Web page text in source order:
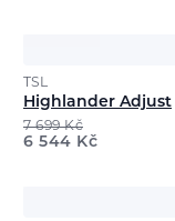
TSL
Highlander Adjust
7 699Kč
6 544 Kč